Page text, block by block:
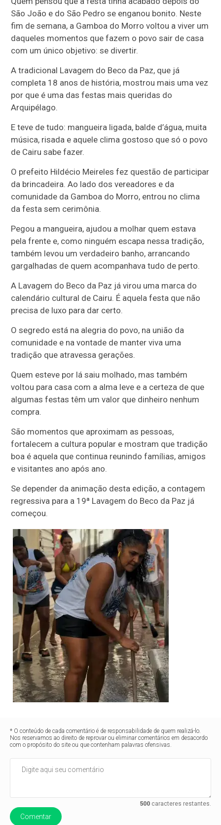
São João e do São Pedro se enganou bonito. Neste
fim de semana, a Gamboa do Morro voltou a viver um
daqueles momentos que fazem o povo sair de casa
com um único objetivo: se divertir.
A tradicional Lavagem do Beco da Paz, que já
completa 18 anos de história, mostrou mais uma vez
por que é uma das festas mais queridas do
Arquipélago.
E teve de tudo: mangueira ligada, balde d’água, muita
música, risada e aquele clima gostoso que só o povo
de Cairu sabe fazer.
O prefeito Hildécio Meireles fez questão de participar
da brincadeira. Ao lado dos vereadores e da
comunidade da Gamboa do Morro, entrou no clima
da festa sem cerimônia.
Pegou a mangueira, ajudou a molhar quem estava
pela frente e, como ninguém escapa nessa tradição,
também levou um verdadeiro banho, arrancando
gargalhadas de quem acompanhava tudo de perto.
A Lavagem do Beco da Paz já virou uma marca do
calendário cultural de Cairu. É aquela festa que não
precisa de luxo para dar certo.
O segredo está na alegria do povo, na união da
comunidade e na vontade de manter viva uma
tradição que atravessa gerações.
Quem esteve por lá saiu molhado, mas também
voltou para casa com a alma leve e a certeza de que
algumas festas têm um valor que dinheiro nenhum
compra.
São momentos que aproximam as pessoas,
fortalecem a cultura popular e mostram que tradição
boa é aquela que continua reunindo famílias, amigos
e visitantes ano após ano.
Se depender da animação desta edição, a contagem
regressiva para a 19ª Lavagem do Beco da Paz já
começou.
* O conteúdo de cada comentário é de responsabilidade de quem realizá-lo.
Nos reservamos ao direito de reprovar ou eliminar comentários em desacordo
com o propósito do site ou que contenham palavras ofensivas.
500caracteres restantes.
Comentar